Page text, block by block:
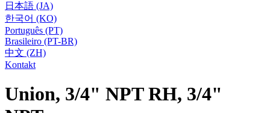
日本語 (JA)
한국어 (KO)
Português (PT)
Brasileiro (PT-BR)
中文 (ZH)
Kontakt
Union, 3/4" NPT RH, 3/4"